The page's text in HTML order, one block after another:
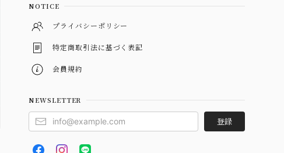
NOTICE
プライバシーポリシー
特定商取引法に基づく表記
会員規約
NEWSLETTER
登録